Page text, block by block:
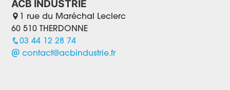
ACB INDUSTRIE
1 rue du Maréchal Leclerc
60 510 THERDONNE
03 44 12 28 74
contact@acbindustrie.fr